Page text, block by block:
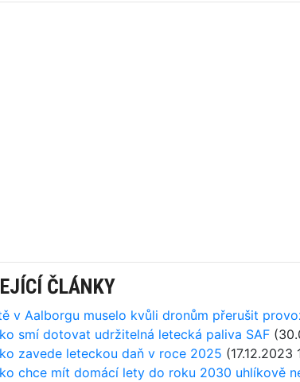
ČLÁNKY
v Aalborgu muselo kvůli dronům přerušit
smí dotovat udržitelná letecká paliva SAF
zavede leteckou daň v roce 2025 (17.12.2023
chce mít domácí lety do roku 2030 uhlíkově